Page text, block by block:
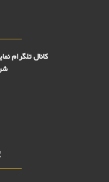
کانال تلگرام